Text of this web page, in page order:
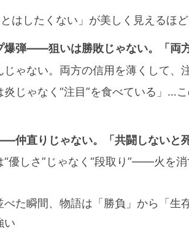
はしたくない」が美しく見えるほ
爆弾――狙いは勝敗じゃない。「両
じゃない。両方の信用を薄くして、
炎じゃなく“注目”を食べている」…
仲直りじゃない。「共闘しないと
“優しさ”じゃなく“段取り”――火を
べた瞬間、物語は「勝負」から「
い